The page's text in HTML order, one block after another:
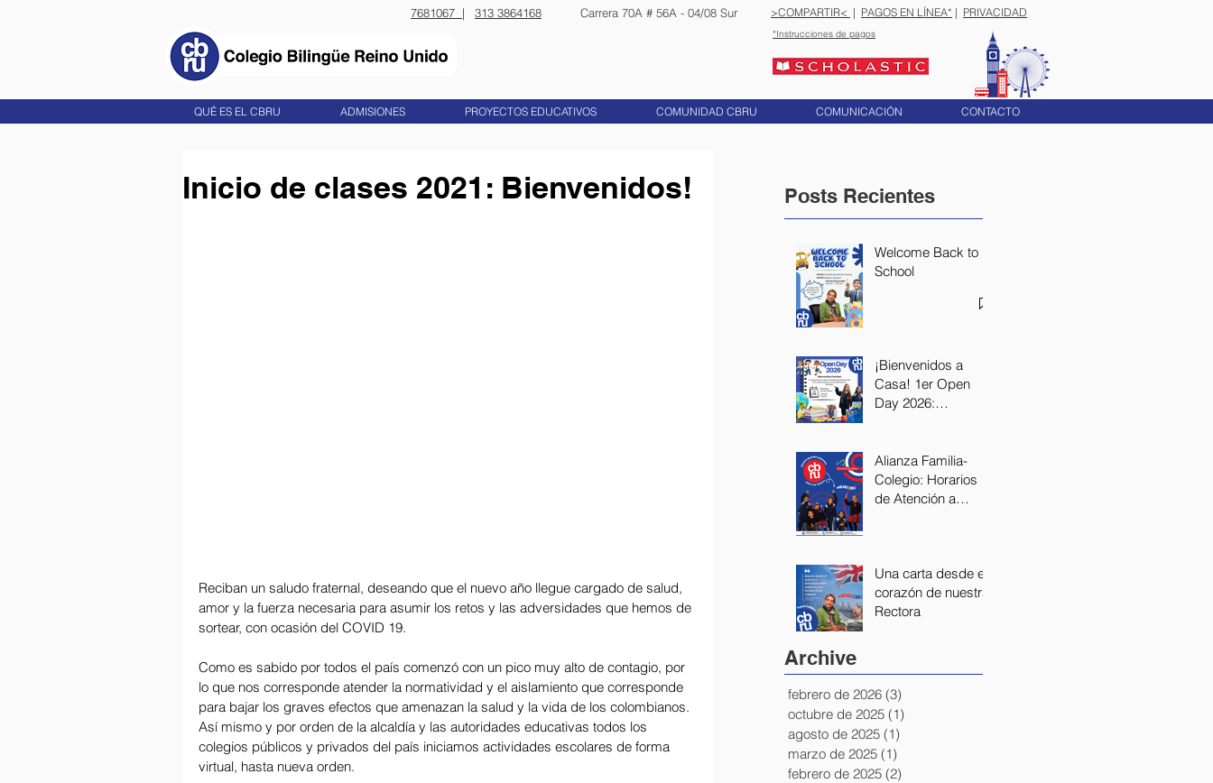
7681067 | ​​Carrera 70A # 56A - 04/08 Sur
313 3864168 >COMPARTIR< | PAGOS EN LÍNEA* | PRIVACIDAD
*Instrucciones de pagos
QUÉ ES EL CBRU ADMISIONES PROYECTOS EDUCATIVOS COMUNIDAD CBRU COMUNICACIÓN CONTACTO
Inicio de clases 2021: Bienvenidos!
Reciban un saludo fraternal, deseando que el nuevo año llegue cargado de salud,
amor y la fuerza necesaria para asumir los retos y las adversidades que hemos de
sortear, con ocasión del COVID 19.
Como es sabido por todos el país comenzó con un pico muy alto de contagio, por
lo que nos corresponde atender la normatividad y el aislamiento que corresponde
para bajar los graves efectos que amenazan la salud y la vida de los colombianos.
Así mismo y por orden de la alcaldía y las autoridades educativas todos los
colegios públicos y privados del país iniciamos actividades escolares de forma
virtual, hasta nueva orden.
Posts Recientes
Welcome Back to
School
¡Bienvenidos a
Casa! 1er Open
Day 2026:
Educativa
Alianza Familia-
Colegio: Horarios
de Atención a
Una carta desde el
corazón de nuestra
Rectora
Archive
febrero de 2026 (3)
octubre de 2025 (1)
agosto de 2025 (1)
marzo de 2025 (1)
febrero de 2025 (2)